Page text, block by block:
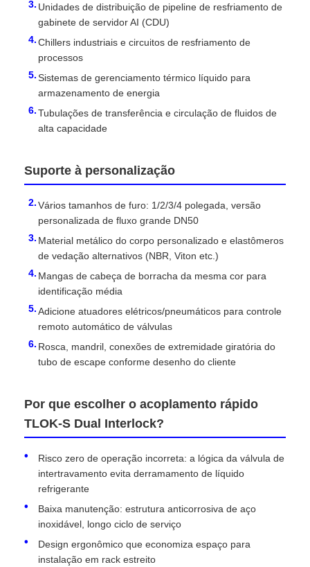
Unidades de distribuição de pipeline de resfriamento de
gabinete de servidor AI (CDU)
Chillers industriais e circuitos de resfriamento de
processos
Sistemas de gerenciamento térmico líquido para
armazenamento de energia
Tubulações de transferência e circulação de fluidos de
alta capacidade
Suporte à personalização
Vários tamanhos de furo: 1/2/3/4 polegada, versão
personalizada de fluxo grande DN50
Material metálico do corpo personalizado e elastômeros
de vedação alternativos (NBR, Viton etc.)
Mangas de cabeça de borracha da mesma cor para
identificação média
Adicione atuadores elétricos/pneumáticos para controle
remoto automático de válvulas
Rosca, mandril, conexões de extremidade giratória do
tubo de escape conforme desenho do cliente
Por que escolher o acoplamento rápido
TLOK-S Dual Interlock?
Risco zero de operação incorreta: a lógica da válvula de
intertravamento evita derramamento de líquido
refrigerante
Baixa manutenção: estrutura anticorrosiva de aço
inoxidável, longo ciclo de serviço
Design ergonômico que economiza espaço para
instalação em rack estreito